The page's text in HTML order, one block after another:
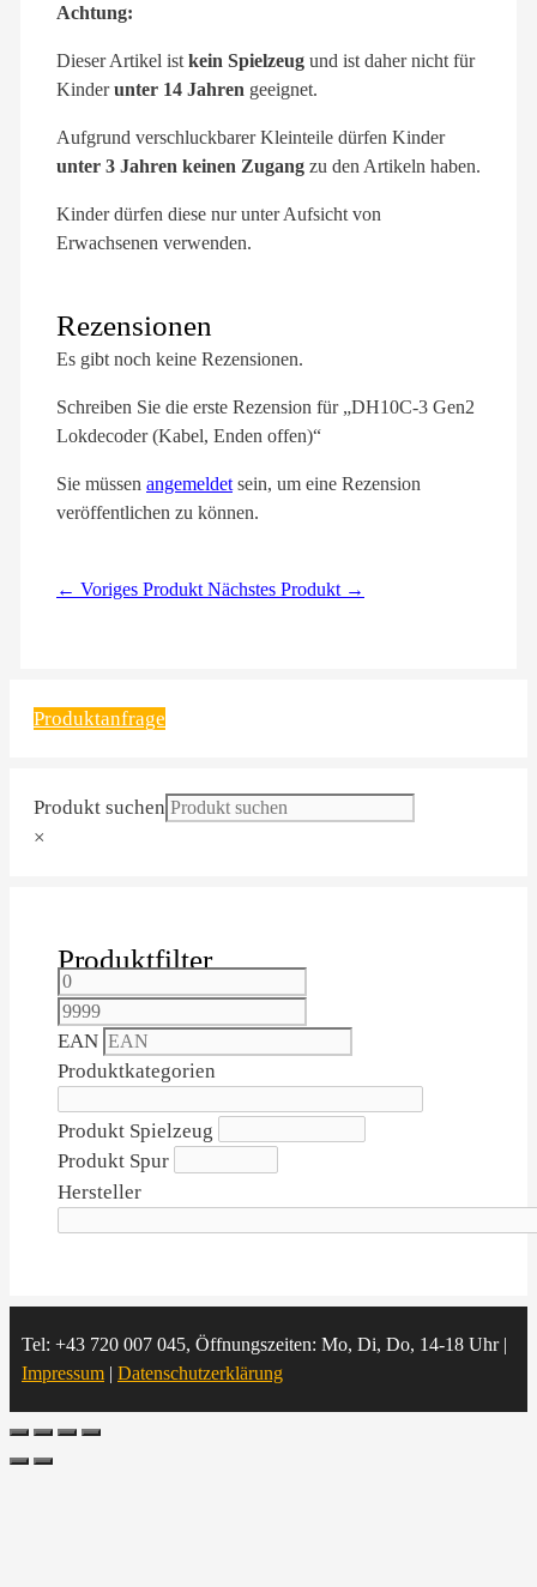
Achtung:
Dieser Artikel ist kein Spielzeug und ist daher nicht für
Kinderunter 14 Jahren geeignet.
Aufgrund verschluckbarer Kleinteile dürfen Kinder
unter 3 Jahren keinen Zugang zu den Artikeln haben.
Kinder dürfen diese nur unter Aufsicht von
Erwachsenen verwenden.
Rezensionen
Es gibt noch keine Rezensionen.
Schreiben Sie die erste Rezension für „DH10C-3 Gen2
Lokdecoder (Kabel, Enden offen)“
Sie müssen angemeldet sein, um eine Rezension
veröffentlichen zu können.
← Voriges Produkt Nächstes Produkt →
Produktanfrage
Produkt suchen
×
Produktfilter
EAN
Produktkategorien
Produkt Spielzeug
Produkt Spur
Hersteller
Tel: +43 720 007 045, Öffnungszeiten: Mo, Di, Do, 14-18 Uhr |
Impressum | Datenschutzerklärung